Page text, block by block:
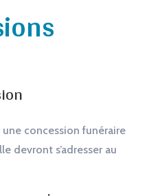
concession funéraire
devront s’adresser au